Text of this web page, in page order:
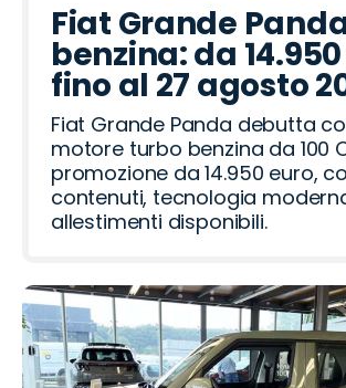
Fiat Grande
benzina: da
fino al 27 agosto
Fiat Grande Panda debutta
motore turbo benzina da 100
promozione da 14.950 euro,
contenuti, tecnologia
allestimenti disponibili.